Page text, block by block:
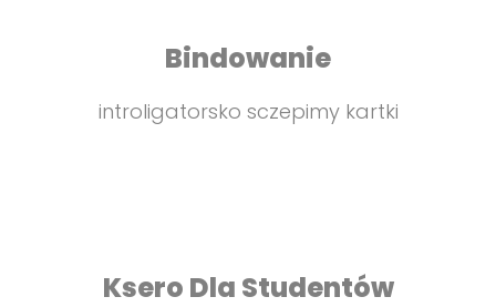
Bindowanie
introligatorsko sczepimy kartki
Ksero Dla Studentów